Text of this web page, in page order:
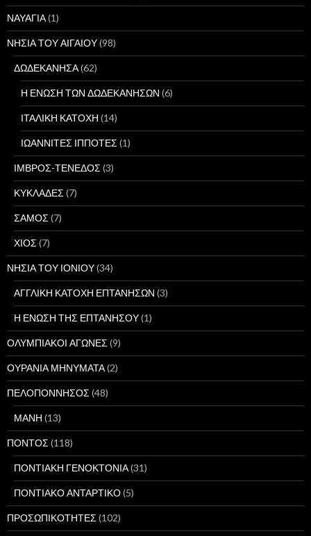
ΝΑΥΑΓΙΑ(1)
ΝΗΣΙΑ ΤΟΥ ΑΙΓΑΙΟΥ(98)
ΔΩΔΕΚΑΝΗΣΑ(62)
Η ΕΝΩΣΗ ΤΩΝ ΔΩΔΕΚΑΝΗΣΩΝ (6)
ΙΤΑΛΙΚΗ ΚΑΤΟΧΗ (14)
ΙΩΑΝΝΙΤΕΣ ΙΠΠΟΤΕΣ (1)
ΙΜΒΡΟΣ-ΤΕΝΕΔΟΣ (3)
ΚΥΚΛΑΔΕΣ (7)
ΣΑΜΟΣ (7)
ΧΙΟΣ (7)
ΝΗΣΙΑ ΤΟΥ ΙΟΝΙΟΥ(34)
ΑΓΓΛΙΚΗ ΚΑΤΟΧΗ ΕΠΤΑΝΗΣΩΝ (3)
Η ΕΝΩΣΗ ΤΗΣ ΕΠΤΑΝΗΣΟΥ(1)
ΟΛΥΜΠΙΑΚΟΙ ΑΓΩΝΕΣ (9)
ΟΥΡΑΝΙΑ ΜΗΝΥΜΑΤΑ(2)
ΠΕΛΟΠΟΝΝΗΣΟΣ (48)
ΜΑΝΗ (13)
ΠΟΝΤΟΣ (118)
ΠΟΝΤΙΑΚΗ ΓΕΝΟΚΤΟΝΙΑ(31)
ΠΟΝΤΙΑΚΟ ΑΝΤΑΡΤΙΚΟ(5)
ΠΡΟΣΩΠΙΚΟΤΗΤΕΣ (102)